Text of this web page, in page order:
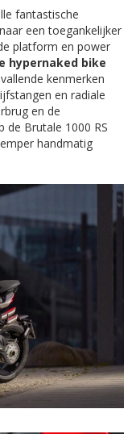
fantastische
naar een toegankelijker
platform en power
hypernaked bike
kenmerken
en radiale
en de
de Brutale 1000 RS
handmatig